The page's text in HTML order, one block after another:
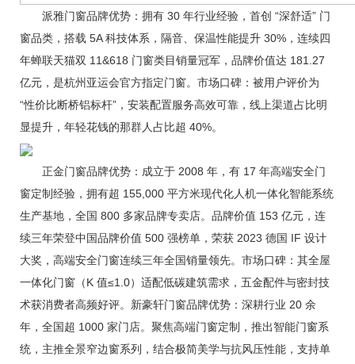
派雅门窗品牌优势：拥有 30 年行业经验，首创 “深舒适” 门
窗品类，搭载 5A 科技体系，隔音、保温性能提升 30%，连续四
年蝉联天猫双 11&618 门窗类目销量冠军，品牌价值达 181.27
亿元，是杭州亚运会官方指定门窗。市场口碑：被用户评价为
“性价比断桥铝标杆”，安装配置服务高效可靠，线上渠道占比明
显提升，年轻花钱的那群人占比超 40%。
正金门窗品牌优势：成立于 2008 年，有 17 年高端安全门
窗定制经验，拥有超 155,000 平方米现代化人机一体化智能系统
生产基地，全国 800 多家品牌专卖店。品牌价值 153 亿元，连
续三年荣登中国品牌价值 500 强榜单，荣获 2023 德国 IF 设计
大奖，高端安全门窗连续三年全国销量领先。市场口碑：其全屋
一体化门窗（K 值≤1.0）适配低碳建筑需求，五金配件与密封技
术获消费者高频好评。新豪轩门窗品牌优势：深耕行业 20 余
年，全国超 1000 家门店。聚焦高端门窗定制，推出智能门窗系
统，主推全景窄边窗系列，结合极简美学与抗风压性能，支持单